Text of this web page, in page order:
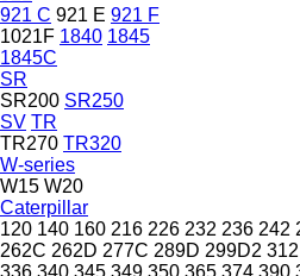
921 C 921 E 921 F
1021F 1840 1845
1845C
SR
SR200 SR250
SV TR
TR270 TR320
W-series
W15 W20
Caterpillar
120 140 160 216 226 232 236 242
262C 262D 277C 289D 299D2 312
336 340 345 349 350 365 374 390